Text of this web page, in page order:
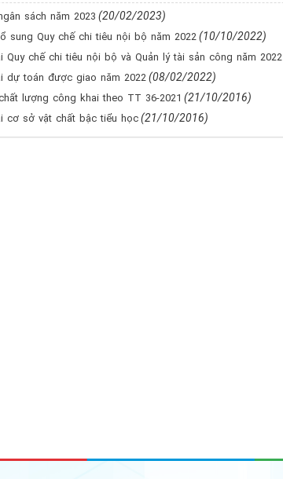
sách năm 2023 (20/02/2023)
sung Quy chế chi tiêu nội bộ năm 2022 (10/10/2022)
Quy chế chi tiêu nội bộ và Quản lý tài sản công năm 2022
dự toán được giao năm 2022 (08/02/2022)
lượng công khai theo TT 36-2021 (21/10/2016)
cơ sở vật chất bậc tiểu học (21/10/2016)